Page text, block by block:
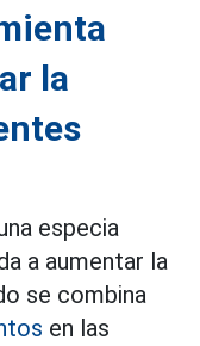
la
especia
a aumentar la
se combina
en las